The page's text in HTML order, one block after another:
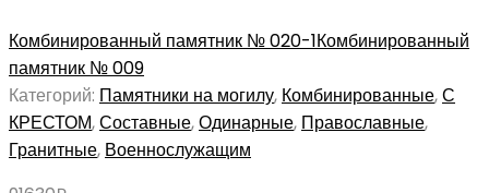
Комбинированный памятник № 020-1Комбинированный
памятник № 009
Категорий: Памятники на могилу, Комбинированные,С
КРЕСТОМ,Составные,Одинарные, Православные,
Гранитные, Военнослужащим